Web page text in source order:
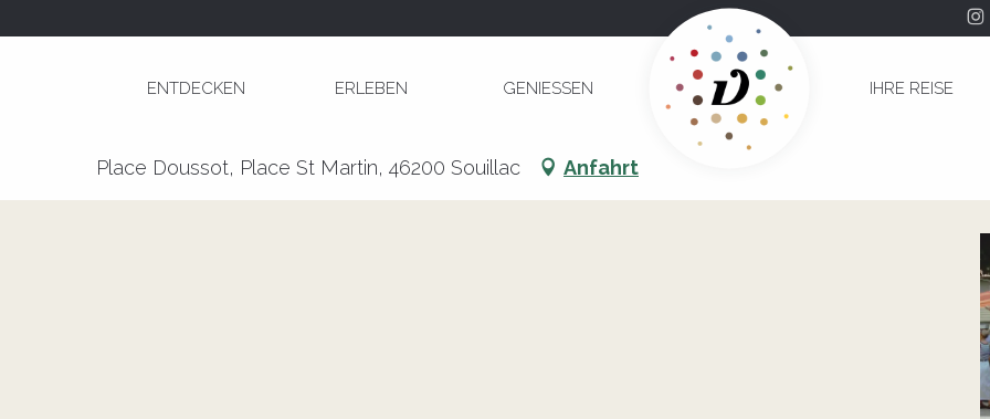
ENTDECKEN ERLEBEN GENIESSEN IHRE REISE
Place Doussot, Place St Martin, 46200 Souillac Anfahrt